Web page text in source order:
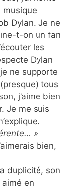
musique
Dylan. Je ne
t-on un fan
les
Dylan
ne supporte
tous
j’aime bien
Je me suis
»
bien,
duplicité, son
aimé en